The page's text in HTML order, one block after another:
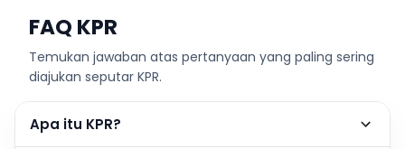
FAQ KPR
Temukan jawaban atas pertanyaan yang paling sering
diajukan seputar KPR.
Apa itu KPR?